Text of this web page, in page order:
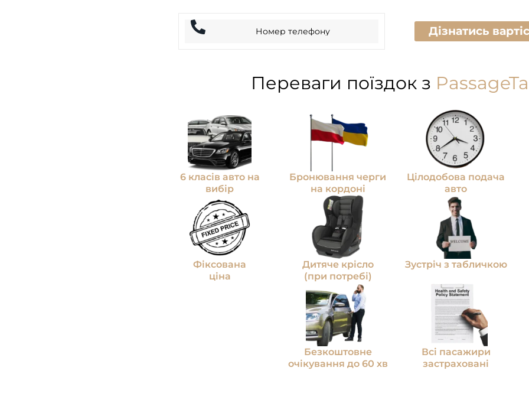
Дізнатись
Переваги поїздок з
6 класів авто на
вибір
Бронювання черги
на кордоні
Цілодобова подача
авто
Фіксована
ціна
Дитяче крісло
(при потребі)
Зустріч з табличкою
Безкоштовне
очікування до 60 хв
Всі пасажири
застраховані